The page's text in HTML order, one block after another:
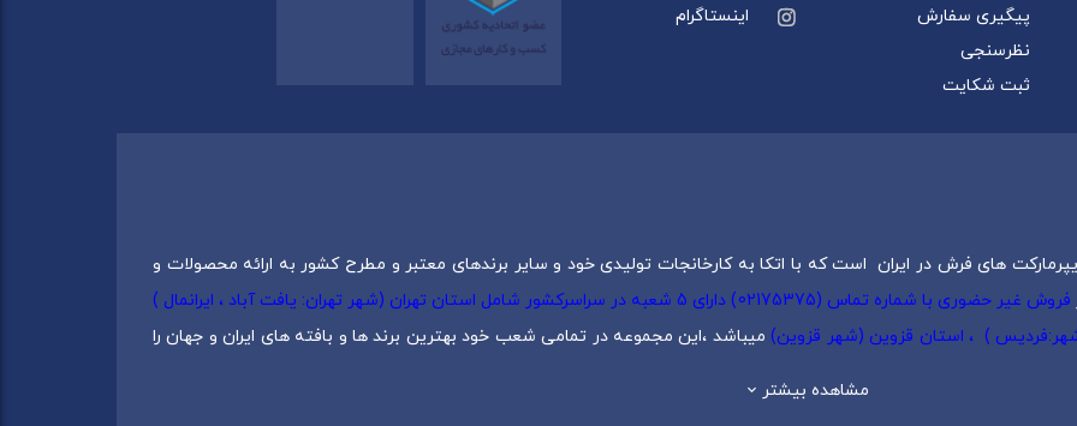
پیگیری سفارش
نظرسنجی
ثبت شکایت
اینستاگرام
های فرش در ایران است که با اتکا به کارخانجات تولیدی خود و سایر برندهای معتبر و مطرح کشور به ارائه محصولات و
فروش غیر حضوری با شماره تماس (02175375) دارای 5 شعبه در سراسرکشور شامل استان تهران (شهر تهران: یافت آباد ، ایرانمال )
) ، استان قزوین (شهر قزوین) میباشد ،این مجموعه در تمامی شعب خود بهترین برند ها و بافته های ایران و جهان را
مشاهده بیشتر